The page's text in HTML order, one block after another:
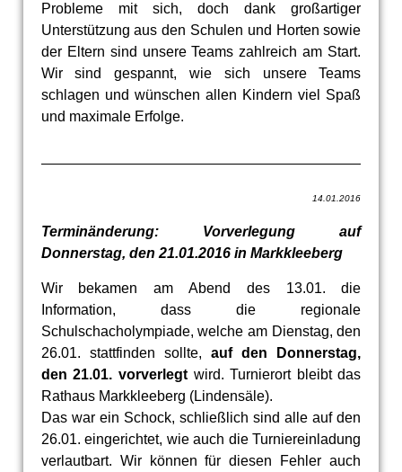
Probleme mit sich, doch dank großartiger
Unterstützung aus den Schulen und Horten sowie
der Eltern sind unsere Teams zahlreich am Start.
Wir sind gespannt, wie sich unsere Teams
schlagen und wünschen allen Kindern viel Spaß
und maximale Erfolge.
14.01.2016
Terminänderung: Vorverlegung auf
Donnerstag, den 21.01.2016 in Markkleeberg
Wir bekamen am Abend des 13.01. die
Information, dass die regionale
Schulschacholympiade, welche am Dienstag, den
26.01. stattfinden sollte,auf den Donnerstag,
den 21.01. vorverlegtwird. Turnierort bleibt das
Rathaus Markkleeberg (Lindensäle).
Das war ein Schock, schließlich sind alle auf den
26.01. eingerichtet, wie auch die Turniereinladung
verlautbart. Wir können für diesen Fehler auch